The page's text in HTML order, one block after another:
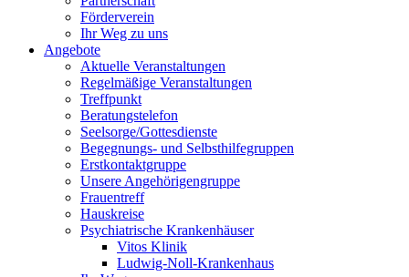
Förderverein
Ihr Weg zu uns
Angebote
Aktuelle Veranstaltungen
Regelmäßige Veranstaltungen
Treffpunkt
Beratungstelefon
Seelsorge/Gottesdienste
Begegnungs- und Selbsthilfegruppen
Erstkontaktgruppe
Unsere Angehörigengruppe
Frauentreff
Hauskreise
Psychiatrische Krankenhäuser
Vitos Klinik
Ludwig-Noll-Krankenhaus